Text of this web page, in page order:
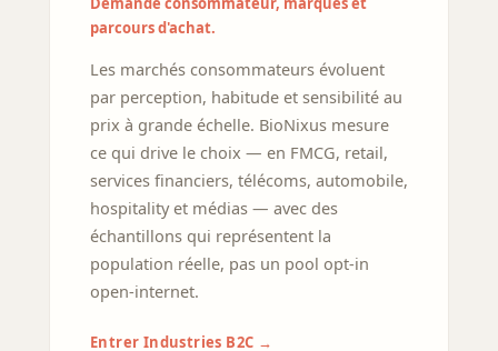
parcours d'achat.
Les marchés consommateurs évoluent
par perception, habitude et sensibilité au
prix à grande échelle. BioNixus mesure
ce qui drive le choix — en FMCG, retail,
services financiers, télécoms, automobile,
hospitality et médias — avec des
échantillons qui représentent la
population réelle, pas un pool opt-in
open-internet.
Entrer Industries B2C →